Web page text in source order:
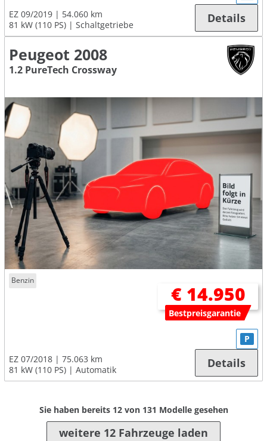
EZ 09/2019
54.060 km
81 kW (110 PS)
Schaltgetriebe Details
Peugeot 2008
1.2 PureTech Crossway
Benzin
€ 14.950
Bestpreisgarantie
EZ 07/2018
75.063 km
81 kW (110 PS)
Automatik
P
Details
Sie haben bereits 12von 131 Modelle gesehen
weitere 12 Fahrzeuge laden